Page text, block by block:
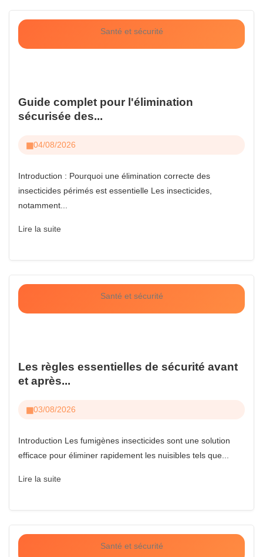
Santé et sécurité
Guide complet pour l'élimination
sécurisée des...
04/08/2026
Introduction : Pourquoi une élimination correcte des
insecticides périmés est essentielle Les insecticides,
notamment...
Lire la suite
Santé et sécurité
Les règles essentielles de sécurité avant
et après...
03/08/2026
Introduction Les fumigènes insecticides sont une solution
efficace pour éliminer rapidement les nuisibles tels que...
Lire la suite
Santé et sécurité